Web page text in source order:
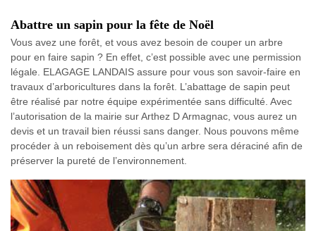
Abattre un sapin pour la fête de Noël
Vous avez une forêt, et vous avez besoin de couper un arbre
pour en faire sapin ? En effet, c’est possible avec une permission
légale. ELAGAGE LANDAIS assure pour vous son savoir-faire en
travaux d’arboricultures dans la forêt. L’abattage de sapin peut
être réalisé par notre équipe expérimentée sans difficulté. Avec
l’autorisation de la mairie sur Arthez D Armagnac, vous aurez un
devis et un travail bien réussi sans danger. Nous pouvons même
procéder à un reboisement dès qu’un arbre sera déraciné afin de
préserver la pureté de l’environnement.